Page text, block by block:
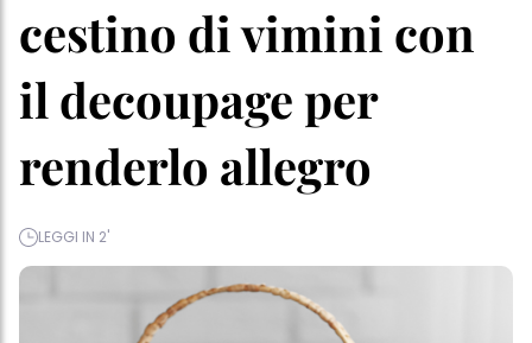
cestino di vimini con
il decoupage per
renderlo allegro
LEGGI IN 2'